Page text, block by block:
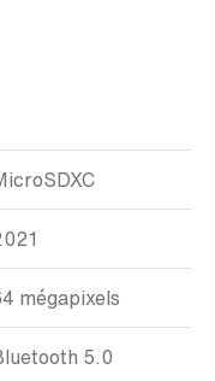
mégapixels
5.0